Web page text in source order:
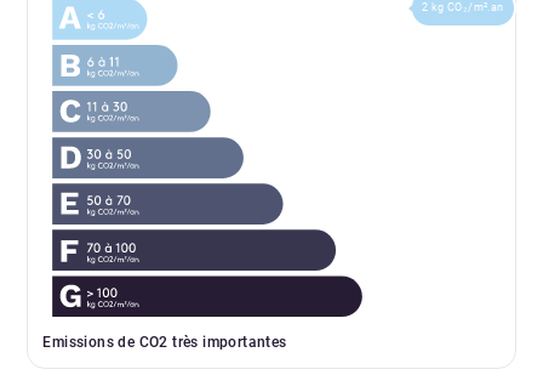
Emissions de CO2 très importantes
2 kg CO₂/m².an